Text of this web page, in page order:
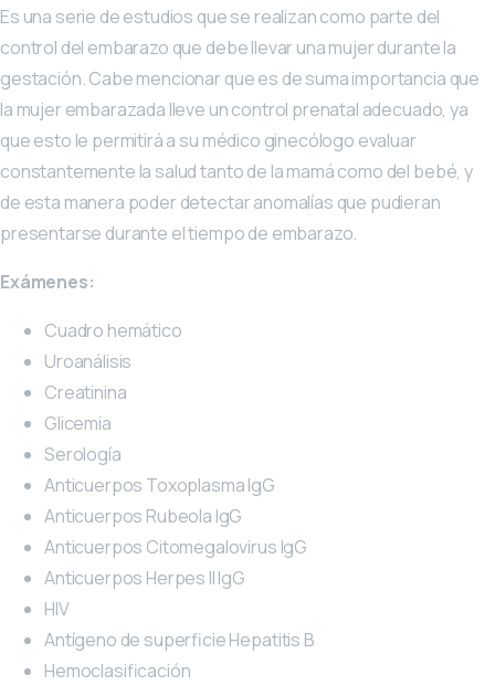
Es una serie de estudios que se realizan como parte del
control del embarazo que debe llevar una mujer durante la
gestación. Cabe mencionar que es de suma importancia que
la mujer embarazada lleve un control prenatal adecuado, ya
que esto le permitirá a su médico ginecólogo evaluar
constantemente la salud tanto de la mamá como del bebé, y
de esta manera poder detectar anomalías que pudieran
presentarse durante el tiempo de embarazo.
Exámenes:
Cuadro hemático
Uroanálisis
Creatinina
Glicemia
Serología
Anticuerpos Toxoplasma IgG
Anticuerpos Rubeola IgG
Anticuerpos Citomegalovirus IgG
Anticuerpos Herpes II IgG
HIV
Antígeno de superficie Hepatitis B
Hemoclasificación